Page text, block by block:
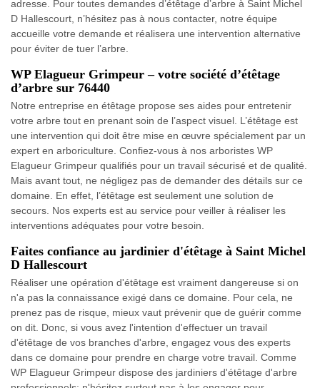
adresse. Pour toutes demandes d’étêtage d’arbre à Saint Michel
D Hallescourt, n’hésitez pas à nous contacter, notre équipe
accueille votre demande et réalisera une intervention alternative
pour éviter de tuer l’arbre.
WP Elagueur Grimpeur – votre société d’étêtage
d’arbre sur 76440
Notre entreprise en étêtage propose ses aides pour entretenir
votre arbre tout en prenant soin de l’aspect visuel. L’étêtage est
une intervention qui doit être mise en œuvre spécialement par un
expert en arboriculture. Confiez-vous à nos arboristes WP
Elagueur Grimpeur qualifiés pour un travail sécurisé et de qualité.
Mais avant tout, ne négligez pas de demander des détails sur ce
domaine. En effet, l’étêtage est seulement une solution de
secours. Nos experts est au service pour veiller à réaliser les
interventions adéquates pour votre besoin.
Faites confiance au jardinier d'étêtage à Saint Michel
D Hallescourt
Réaliser une opération d'étêtage est vraiment dangereuse si on
n'a pas la connaissance exigé dans ce domaine. Pour cela, ne
prenez pas de risque, mieux vaut prévenir que de guérir comme
on dit. Donc, si vous avez l'intention d'effectuer un travail
d'étêtage de vos branches d'arbre, engagez vous des experts
dans ce domaine pour prendre en charge votre travail. Comme
WP Elagueur Grimpeur dispose des jardiniers d'étêtage d'arbre